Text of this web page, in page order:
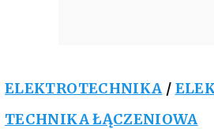
ELEKTROTECHNIKA /
TECHNIKA ŁĄCZENIOWA